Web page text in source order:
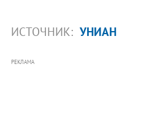
ИСТОЧНИК: УНИАН
РЕКЛАМА